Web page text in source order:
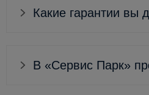
Какие гарантии вы
В «Сервис Парк»